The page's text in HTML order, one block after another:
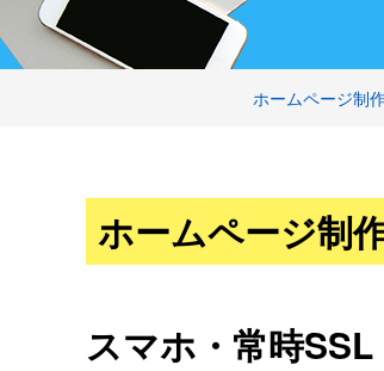
ホームページ制
ホームページ制
スマホ・常時